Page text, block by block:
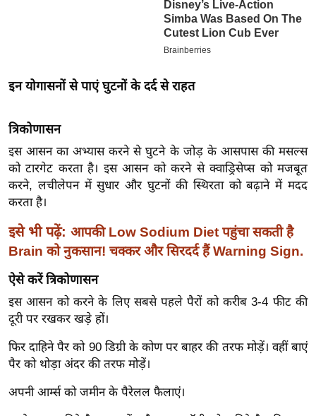
बे
सा
ल
श
ख्सि
य
त
यं
इं
डि
या
सा
हि
ज
इन योगासनों से पाएं घुटनों के दर्द से राहत
त्रिकोणासन
इस आसन का अभ्यास करने से घुटने के जोड़ के आसपास की मसल्स
को टारगेट करता है। इस आसन को करने से क्वाड्रिसेप्स को मजबूत
करने, लचीलेपन में सुधार और घुटनों की स्थिरता को बढ़ाने में मदद
करता है।
इसे भी पढ़ें: आपकी Low Sodium Diet पहुंचा सकती है
Brain को नुकसान! चक्कर और सिरदर्द हैं Warning Sign.
ऐसे करें त्रिकोणासन
इस आसन को करने के लिए सबसे पहले पैरों को करीब 3-4 फीट की
दूरी पर रखकर खड़े हों।
फिर दाहिने पैर को 90 डिग्री के कोण पर बाहर की तरफ मोड़ें। वहीं बाएं
पैर को थोड़ा अंदर की तरफ मोड़ें।
अपनी आर्म्स को जमीन के पैरेलल फैलाएं।